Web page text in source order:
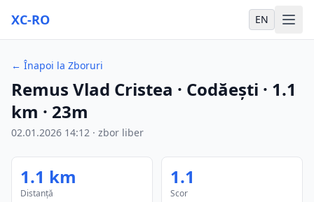
XC-RO EN
← Înapoi la Zboruri
Remus Vlad Cristea · Codăești · 1.1
km · 23m
02.01.2026 14:12 · zbor liber
1.1 km
Distanță
1.1
Scor